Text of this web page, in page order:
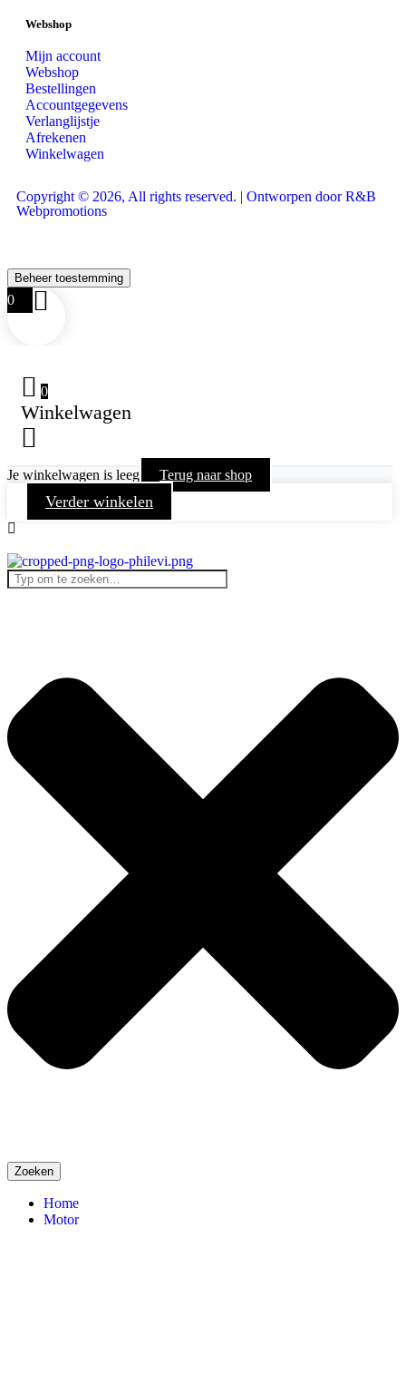
Webshop
Mijn account
Webshop
Bestellingen
Accountgegevens
Verlanglijstje
Afrekenen
Winkelwagen
Copyright © 2026, All rights reserved. | Ontworpen door R&B
Webpromotions
Beheer toestemming
0
0
Winkelwagen
Je winkelwagen is leeg Terug naar shop
Verder winkelen
Zoeken
Home
Motor